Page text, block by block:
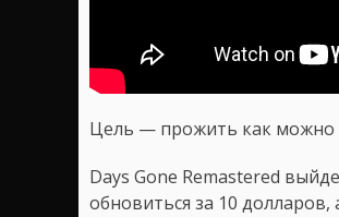
Цель — прожить как можно
Days Gone Remastered
обновиться за 10